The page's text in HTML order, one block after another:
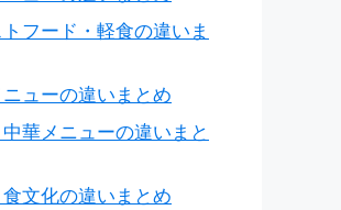
フード・軽食の違いま
ューの違いまとめ
華メニューの違いまと
文化の違いまとめ